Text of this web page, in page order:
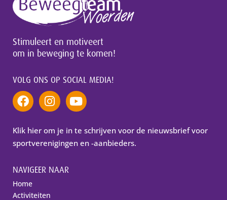
Stimuleert en motiveert
om in beweging te komen!
VOLG ONS OP SOCIAL MEDIA!
Klik hier om je in te schrijven voor de nieuwsbrief voor
sportverenigingen en -aanbieders.
NAVIGEER NAAR
Home
Activiteiten